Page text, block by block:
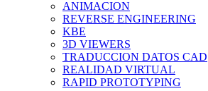
ANIMACION
REVERSE ENGINEERING
KBE
3D VIEWERS
TRADUCCION DATOS CAD
REALIDAD VIRTUAL
RAPID PROTOTYPING